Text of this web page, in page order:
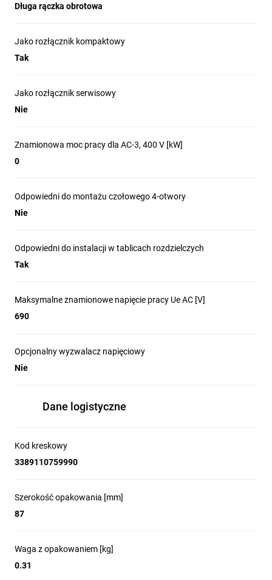
Długa rączka obrotowa
Jako rozłącznik kompaktowy
Tak
Jako rozłącznik serwisowy
Nie
Znamionowa moc pracy dla AC-3, 400 V [kW]
0
Odpowiedni do montażu czołowego 4-otwory
Nie
Odpowiedni do instalacji w tablicach rozdzielczych
Tak
Maksymalne znamionowe napięcie pracy Ue AC [V]
690
Opcjonalny wyzwalacz napięciowy
Nie
Dane logistyczne
Kod kreskowy
3389110759990
Szerokość opakowania [mm]
87
Waga z opakowaniem [kg]
0.31